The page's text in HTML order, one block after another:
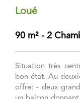
Loué
90 m² - 2
Situation très
bon état. Au
offre: - deux